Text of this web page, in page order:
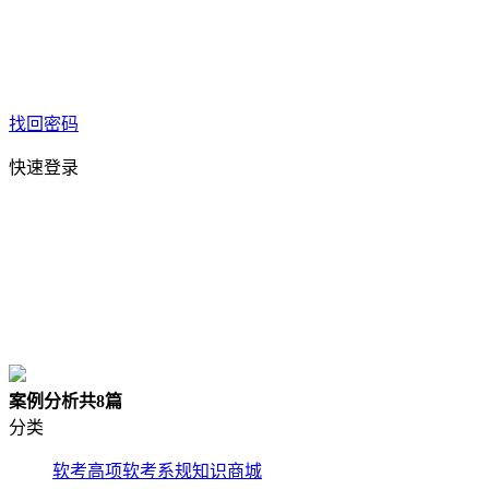
找回密码
快速登录
案例分析共8篇
分类
软考高项软考系规知识商城